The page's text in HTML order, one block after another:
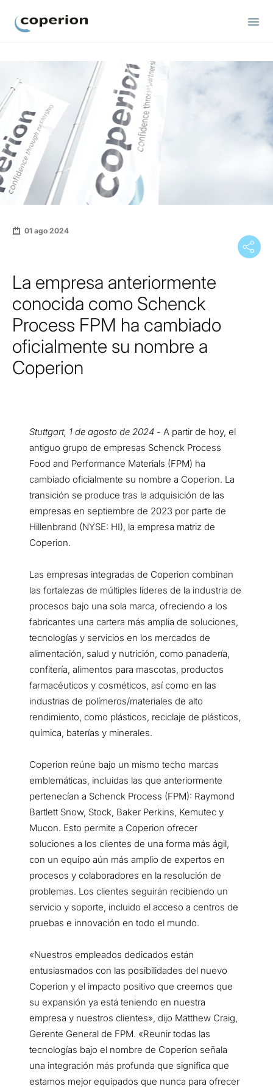
01 ago 2024
La empresa anteriormente
conocida como Schenck
Process FPM ha cambiado
oficialmente su nombre a
Coperion
Stuttgart, 1 de agosto de 2024 - A partir de hoy, el
antiguo grupo de empresas Schenck Process
Food and Performance Materials (FPM) ha
cambiado oficialmente su nombre a Coperion. La
transición se produce tras la adquisición de las
empresas en septiembre de 2023 por parte de
Hillenbrand (NYSE: HI), la empresa matriz de
Coperion.
Las empresas integradas de Coperion combinan
las fortalezas de múltiples líderes de la industria de
procesos bajo una sola marca, ofreciendo a los
fabricantes una cartera más amplia de soluciones,
tecnologías y servicios en los mercados de
alimentación, salud y nutrición, como panadería,
confitería, alimentos para mascotas, productos
farmacéuticos y cosméticos, así como en las
industrias de polímeros/materiales de alto
rendimiento, como plásticos, reciclaje de plásticos,
química, baterías y minerales.
Coperion reúne bajo un mismo techo marcas
emblemáticas, incluidas las que anteriormente
pertenecían a Schenck Process (FPM): Raymond
Bartlett Snow, Stock, Baker Perkins, Kemutec y
Mucon. Esto permite a Coperion ofrecer
soluciones a los clientes de una forma más ágil,
con un equipo aún más amplio de expertos en
procesos y colaboradores en la resolución de
problemas. Los clientes seguirán recibiendo un
servicio y soporte, incluido el acceso a centros de
pruebas e innovación en todo el mundo.
«Nuestros empleados dedicados están
entusiasmados con las posibilidades del nuevo
Coperion y el impacto positivo que creemos que
su expansión ya está teniendo en nuestra
empresa y nuestros clientes», dijo Matthew Craig,
Gerente General de FPM. «Reunir todas las
tecnologías bajo el nombre de Coperion señala
una integración más profunda que significa que
estamos mejor equipados que nunca para ofrecer